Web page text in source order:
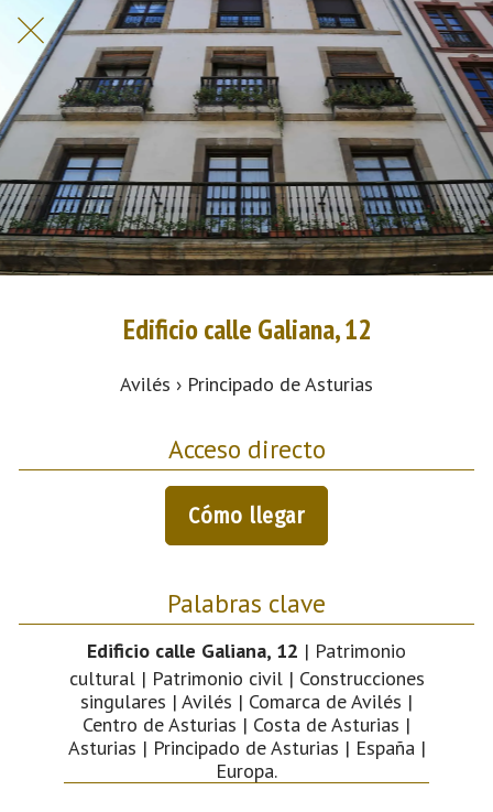
Edificio calle Galiana, 12
Avilés › Principado de Asturias
Acceso directo
Cómo llegar
Palabras clave
Edificio calle Galiana, 12 | Patrimonio
cultural | Patrimonio civil | Construcciones
singulares | Avilés | Comarca de Avilés |
Centro de Asturias | Costa de Asturias |
Asturias | Principado de Asturias | España |
Europa.